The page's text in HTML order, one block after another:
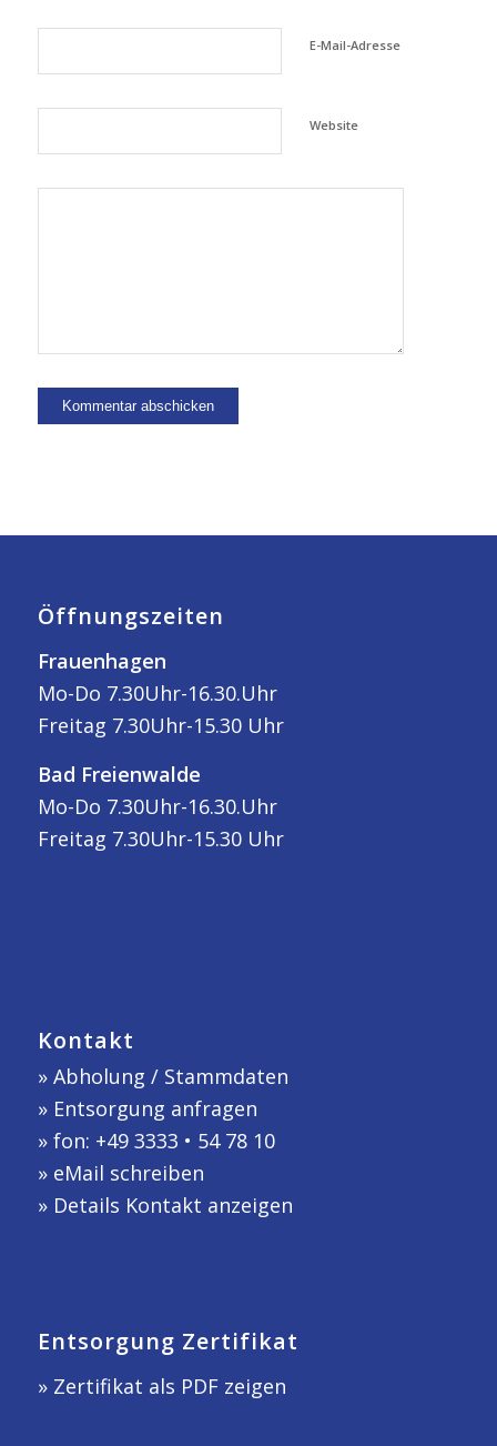
E-Mail-Adresse
Website
Öffnungszeiten
Frauenhagen
Mo-Do 7.30Uhr-16.30.Uhr
Freitag 7.30Uhr-15.30 Uhr
Bad Freienwalde
Mo-Do 7.30Uhr-16.30.Uhr
Freitag 7.30Uhr-15.30 Uhr
Kontakt
» Abholung / Stammdaten
» Entsorgung anfragen
» fon: +49 3333 • 54 78 10
» eMail schreiben
» Details Kontakt anzeigen
Entsorgung Zertifikat
» Zertifikat als PDF zeigen